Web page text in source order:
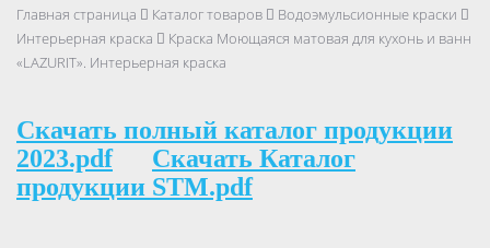
Главная страница Каталог товаров
Водоэмульсионные краски
Интерьерная краска
Краска Моющаяся матовая для кухонь и ванн
«LAZURIT». Интерьерная краска
Скачать полный каталог продукции
2023.pdf
Скачать Каталог
продукции STM.pdf